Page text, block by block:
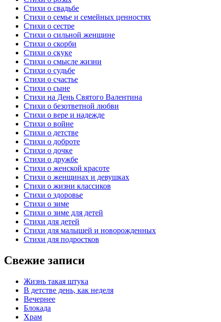
Стихи о свадьбе
Стихи о семье и семейных ценностях
Стихи о сестре
Стихи о сильной женщине
Стихи о скорби
Стихи о скуке
Стихи о смысле жизни
Стихи о судьбе
Стихи о счастье
Стихи о сыне
Стихи на День Святого Валентина
Стихи о безответной любви
Стихи о вере и надежде
Стихи о войне
Стихи о детстве
Стихи о доброте
Стихи о дочке
Стихи о дружбе
Стихи о женской красоте
Стихи о женщинах и девушках
Стихи о жизни классиков
Стихи о здоровье
Стихи о зиме
Стихи о зиме для детей
Стихи для детей
Стихи для малышей и новорожденных
Стихи для подростков
Свежие записи
Жизнь такая штука
В детстве день, как неделя
Вечернее
Блокада
Храм